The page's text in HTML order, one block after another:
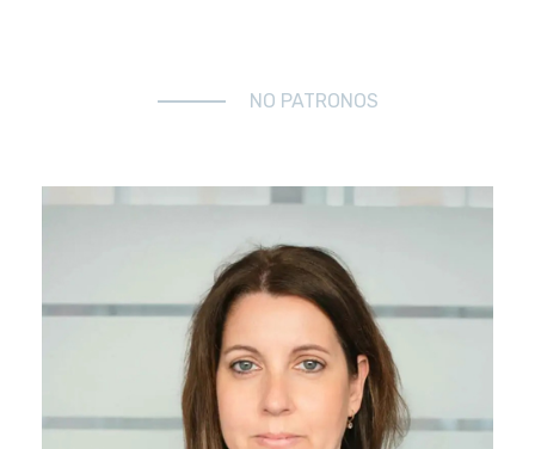
NO PATRONOS